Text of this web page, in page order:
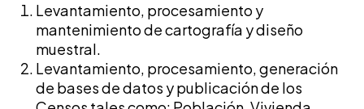
Levantamiento, procesamiento y
mantenimiento de cartografía y diseño
muestral.
Levantamiento, procesamiento, generación
de bases de datos y publicación de los